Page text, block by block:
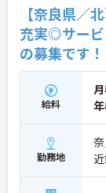
【奈良県／
充実◎サービ
の募集です！
給料
勤務地